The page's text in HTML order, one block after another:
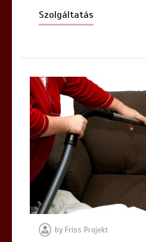
Szolgáltatás
by Friss Projekt